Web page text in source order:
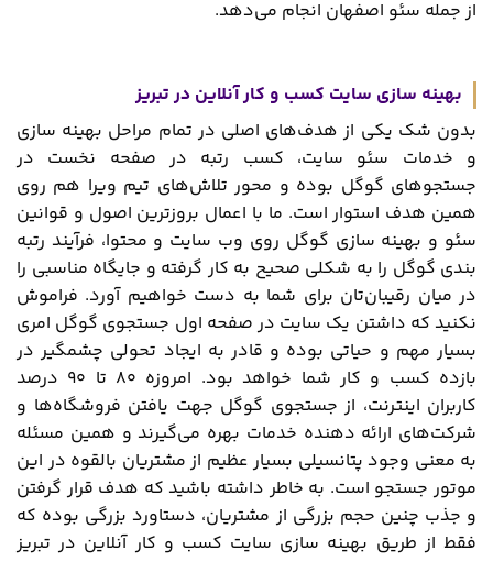
از جمله سئو اصفهان انجام می‌دهد.
بهینه سازی سایت کسب و کار آنلاین در تبریز
بدون شک یکی از هدف‌های اصلی در تمام مراحل بهینه سازی
و خدمات سئو سایت، کسب رتبه در صفحه نخست در
جستجوهای گوگل بوده و محور تلاش‌های تیم ویرا هم روی
همین هدف استوار است. ما با اعمال بروزترین اصول و قوانین
سئو و بهینه سازی گوگل روی وب‌ سایت‌ و محتوا، فرآیند رتبه‌
بندی گوگل را به شکلی صحیح به کار گرفته و جایگاه مناسبی را
در میان رقیبان‌تان برای شما به دست خواهیم آورد. فراموش
نکنید که داشتن یک سایت در صفحه اول جستجوی گوگل امری
بسیار مهم و حیاتی بوده و قادر به ایجاد تحولی چشمگیر در
بازده کسب و کار شما خواهد بود. امروزه ۸۰ تا ۹۰ درصد
کاربران اینترنت، از جستجوی گوگل جهت یافتن فروشگاه‌ها و
شرکت‌های ارائه دهنده خدمات بهره می‌گیرند و همین مسئله
به معنی وجود پتانسیلی بسیار عظیم از مشتریان بالقوه در این
موتور جستجو است. به خاطر داشته باشید که هدف قرار گرفتن
و جذب چنین حجم بزرگی از مشتریان، دستاورد بزرگی بوده که
فقط از طریق بهینه سازی سایت کسب و کار آنلاین در تبریز